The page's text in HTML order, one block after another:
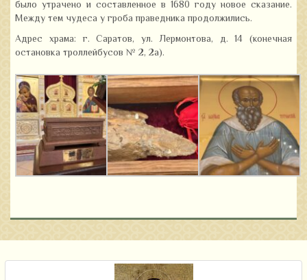
было утрачено и составленное в 1680 году новое сказание.
Между тем чудеса у гроба праведника продолжились.
Адрес храма: г. Саратов, ул. Лермонтова, д. 14 (конечная
остановка троллейбусов № 2, 2а).